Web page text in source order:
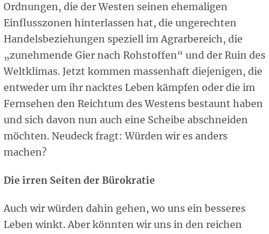
Ordnungen, die der Westen seinen ehemaligen
Einflusszonen hinterlassen hat, die ungerechten
Handelsbeziehungen speziell im Agrarbereich, die
„zunehmende Gier nach Rohstoffen“ und der Ruin des
Weltklimas. Jetzt kommen massenhaft diejenigen, die
entweder um ihr nacktes Leben kämpfen oder die im
Fernsehen den Reichtum des Westens bestaunt haben
und sich davon nun auch eine Scheibe abschneiden
möchten. Neudeck fragt: Würden wir es anders
machen?
Die irren Seiten der Bürokratie
Auch wir würden dahin gehen, wo uns ein besseres
Leben winkt. Aber könnten wir uns in den reichen